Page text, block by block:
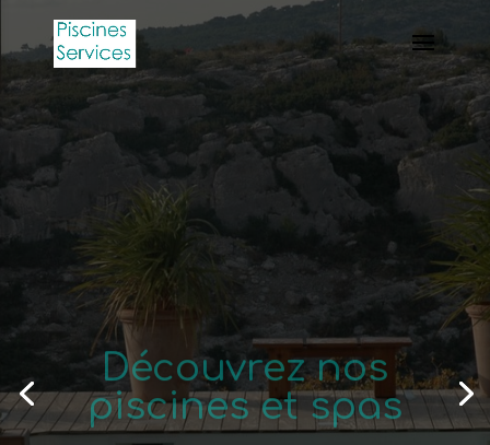
Découvrez nos
piscines et spas
Professionnel de la